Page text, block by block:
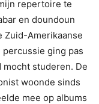
repertoire te
en doundoun
Zuid-Amerikaanse
ging pas
studeren. De
woonde sinds
mee op albums